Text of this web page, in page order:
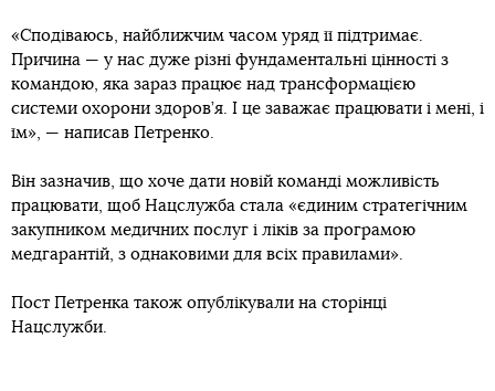
«Сподіваюсь, найближчим часом уряд її підтримає.
Причина — у нас дуже різні фундаментальні цінності з
командою, яка зараз працює над трансформацією
системи охорони здоров’я. І це заважає працювати і мені, і
їм», — написав Петренко.
Він зазначив, що хоче дати новій команді можливість
працювати, щоб Нацслужба стала «єдиним стратегічним
закупником медичних послуг і ліків за програмою
медгарантій, з однаковими для всіх правилами».
Пост Петренка також опублікували на сторінці
Нацслужби.